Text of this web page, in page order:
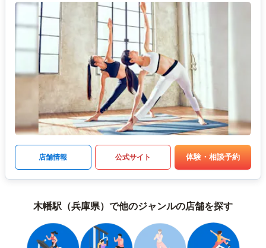
店舗情報 公式サイト 体験・相談予約
木幡駅（兵庫県）で他のジャンルの店舗を探す